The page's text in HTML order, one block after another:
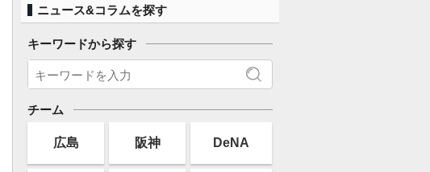
ニュース&コラムを探す
キーワードから探す
チーム
広島 阪神 DeNA